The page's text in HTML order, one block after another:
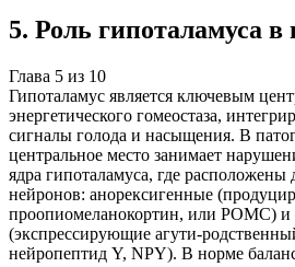
5. Роль гипоталамуса в
Глава 5 из 10
Гипоталамус является ключевым
энергетического гомеостаза,
сигналы голода и насыщения. В
центральное место занимает
ядра гипоталамуса, где расположены
нейронов: анорексигенные
проопиомеланокортин, или POMC) и
(экспрессирующие агути-
нейропептид Y, NPY). В норме